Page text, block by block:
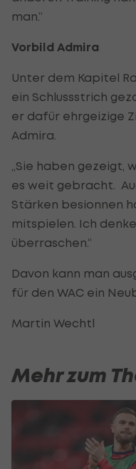
man.“
Vorbild Admira
Unter dem Kapitel
ein Schlussstrich
er dafür ehrgeizige
Admira.
„Sie haben gezeigt,
es weit gebracht.
Stärken besionnen
mitspielen. Ich
überraschen.“
Davon kann man
für den WAC ein
Martin Wechtl
Mehr zum